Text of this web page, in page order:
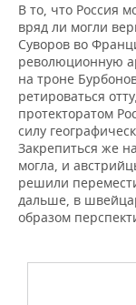
В то, что Россия
вряд ли могли
Суворов во
революционную
на троне
ретироваться
протекторатом
силу
Закрепиться же
могла, и
решили
дальше, в
образом